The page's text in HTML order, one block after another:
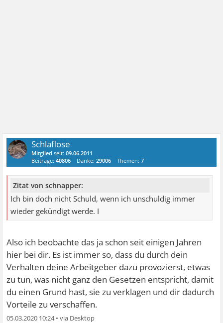
Schlaflose
Mitglied seit:09.06.2011
Beiträge:40806 Danke:29006 Themen:7
Zitat von schnapper:
Ich bin doch nicht Schuld, wenn ich unschuldig immer
wieder gekündigt werde. I
Also ich beobachte das ja schon seit einigen Jahren
hier bei dir. Es ist immer so, dass du durch dein
Verhalten deine Arbeitgeber dazu provozierst, etwas
zu tun, was nicht ganz den Gesetzen entspricht, damit
du einen Grund hast, sie zu verklagen und dir dadurch
Vorteile zu verschaffen.
05.03.2020 10:24•